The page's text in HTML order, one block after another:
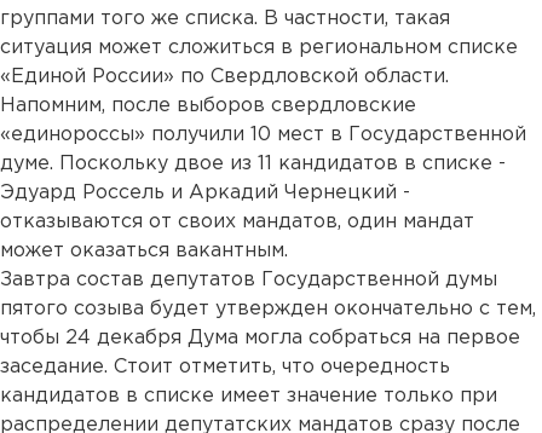
группами того же списка. В частности, такая
ситуация может сложиться в региональном списке
«Единой России» по Свердловской области.
Напомним, после выборов свердловские
«единороссы» получили 10 мест в Государственной
думе. Поскольку двое из 11 кандидатов в списке -
Эдуард Россель и Аркадий Чернецкий -
отказываются от своих мандатов, один мандат
может оказаться вакантным.
Завтра состав депутатов Государственной думы
пятого созыва будет утвержден окончательно с тем,
чтобы 24 декабря Дума могла собраться на первое
заседание. Стоит отметить, что очередность
кандидатов в списке имеет значение только при
распределении депутатских мандатов сразу после